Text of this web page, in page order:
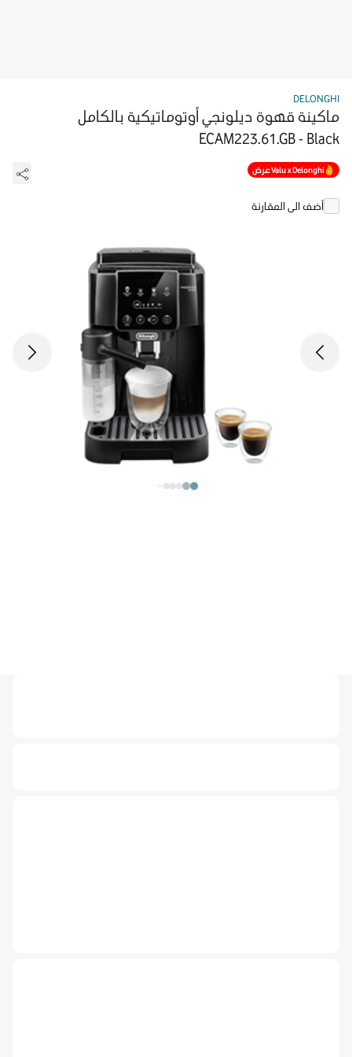
DELONGHI
ماكينة قهوة ديلونجي أوتوماتيكية بالكامل
ECAM223.61.GB - Black
Valu x Delonghi عرض
أضف الى المقارنة